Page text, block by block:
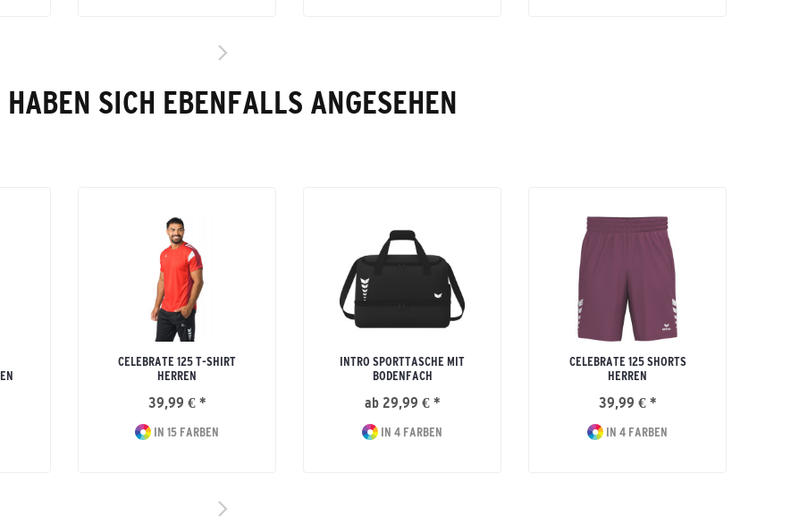
SICH EBENFALLS ANGESEHEN
CELEBRATE 125 T-SHIRT
HERREN
39,99 € *
IN 15 FARBEN
INTRO SPORTTASCHE MIT
BODENFACH
ab 29,99 € *
IN 4 FARBEN
CELEBRATE 125 SHORTS
HERREN
39,99 € *
IN 4 FARBEN